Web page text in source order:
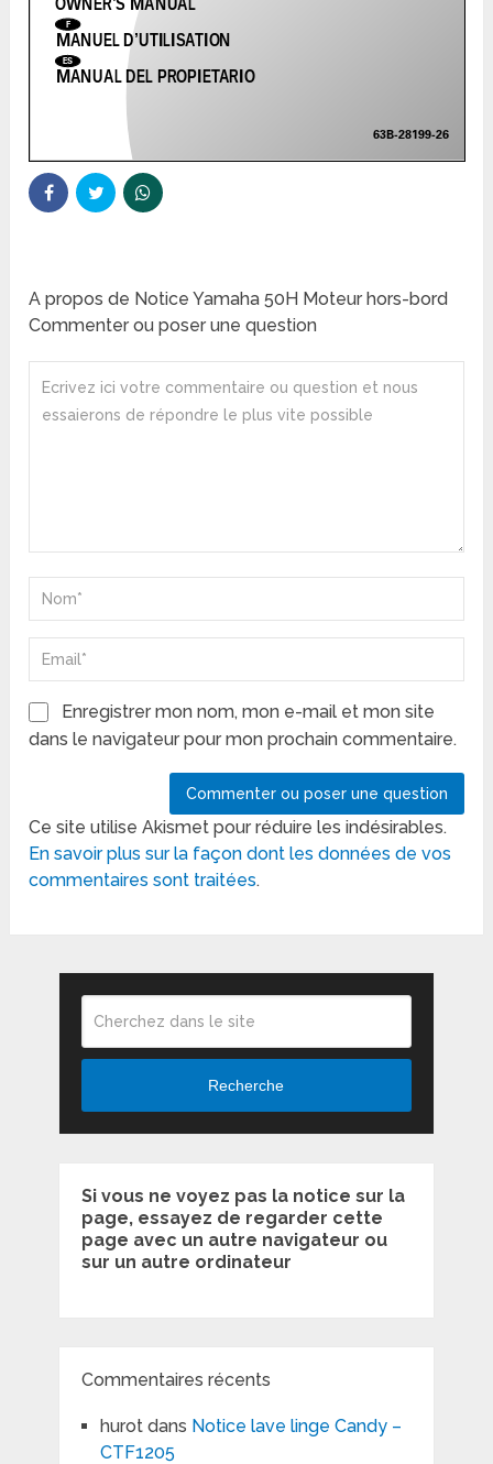
A propos de Notice Yamaha 50H Moteur hors-bord
Commenter ou poser une question
Enregistrer mon nom, mon e-mail et mon site
dans le navigateur pour mon prochain commentaire.
Ce site utilise Akismet pour réduire les indésirables.
En savoir plus sur la façon dont les données de vos
commentaires sont traitées.
Recherche
Si vous ne voyez pas la notice sur la
page, essayez de regarder cette
page avec un autre navigateur ou
sur un autre ordinateur
Commentaires récents
hurotdans Notice lave linge Candy –
CTF1205